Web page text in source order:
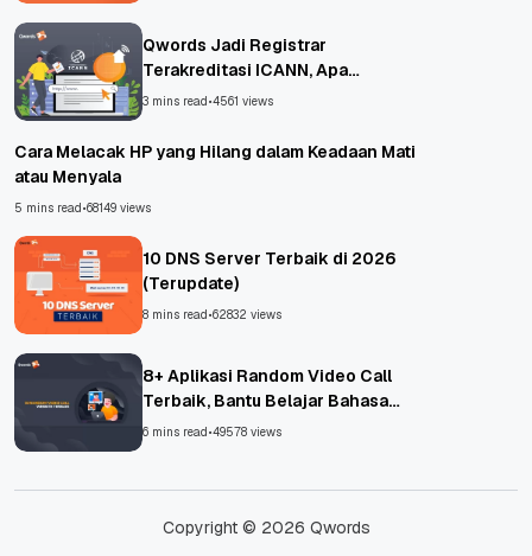
Qwords Jadi Registrar
Terakreditasi ICANN, Apa
Untungnya?
3 mins read•4561 views
Cara Melacak HP yang Hilang dalam Keadaan Mati
atau Menyala
5 mins read•68149 views
10 DNS Server Terbaik di 2026
(Terupdate)
8 mins read•62832 views
8+ Aplikasi Random Video Call
Terbaik, Bantu Belajar Bahasa
Asing!
6 mins read•49578 views
Copyright © 2026 Qwords